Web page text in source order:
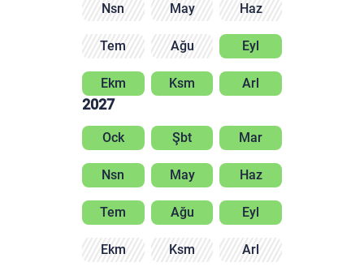
Nsn May Haz
Tem Ağu Eyl
Ekm Ksm Arl
2027
Ock Şbt Mar
Nsn May Haz
Tem Ağu Eyl
Ekm Ksm Arl